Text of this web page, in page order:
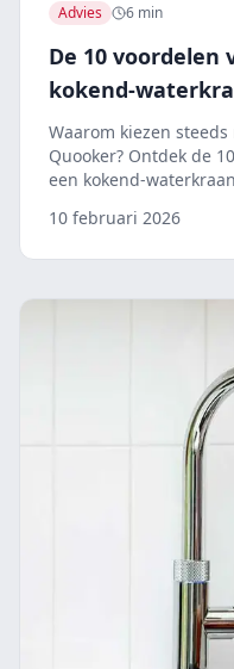
Advies 6 min
De 10 voordelen
kokend-
Waarom kiezen
Quooker? Ontdek de
een kokend-
10 februari 2026